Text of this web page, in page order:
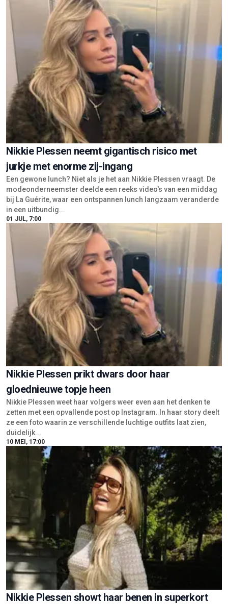
Nikkie Plessen neemt gigantisch risico met
jurkje met enorme zij-ingang
Een gewone lunch? Niet als je het aan Nikkie Plessen vraagt. De
modeonderneemster deelde een reeks video's van een middag
bij La Guérite, waar een ontspannen lunch langzaam veranderde
in een uitbundig...
01 JUL, 7:00
Nikkie Plessen prikt dwars door haar
gloednieuwe topje heen
Nikkie Plessen weet haar volgers weer even aan het denken te
zetten met een opvallende post op Instagram. In haar story deelt
ze een foto waarin ze verschillende luchtige outfits laat zien,
duidelijk...
10 MEI, 17:00
Nikkie Plessen showt haar benen in superkort